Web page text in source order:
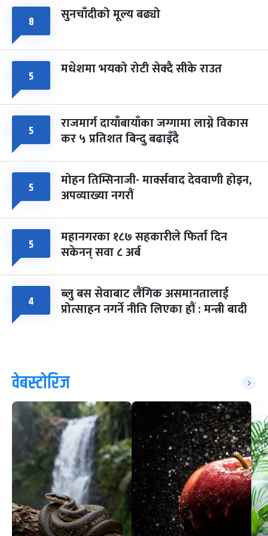
८ सुनचाँदीको मूल्य बढ्यो
५ मधेशमा भयको रोटी सेक्दै सीके राउत
५ राजमार्ग दायाँबायाँका जग्गामा लाग्ने विकास
कर ५ प्रतिशत बिन्दु बढाइँदै
५ मोहन तिम्सिनाजी- मार्क्सवाद देववाणी होइन,
अपव्याख्या नगरौं
५ महानगरका १८७ सहकारीले फिर्ता दिन
सकेनन् सवा ८ अर्ब
४ ब्लु बस सेवाबाट लैंगिक असमानतालाई
प्रोत्साहन नगर्ने नीति लिएका हौं : मन्त्री बादी
वेबस्टोरिज